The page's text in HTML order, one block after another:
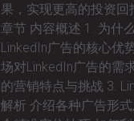
果，实现更高的投资回
章节 内容概述 1. 为什
LinkedIn广告的核心优
场对LinkedIn广告的需
的营销特点与挑战 3.
解析 介绍各种广告形